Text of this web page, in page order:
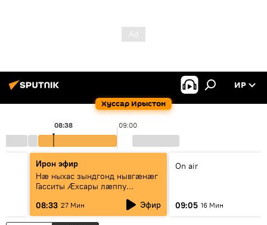
Хуссар Ирыстон
ИР
09:00
08:38
Ирон эфир
Нæ ныхас зындгонд нывгæнæг
Гасситы Æхсары лæппу
Цопанимæ æмæ рубрикæ
"Ирыстоны 'хсарджын фырттæ"
08:33 27 Мин Эфир
On air
09:05 16 Мин